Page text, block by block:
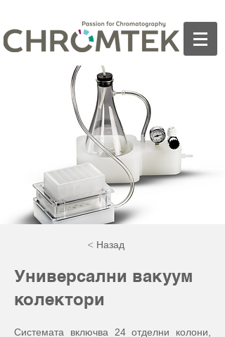
< Назад
Универсални вакуум
колектори
Системата включва 24 отделни колони,